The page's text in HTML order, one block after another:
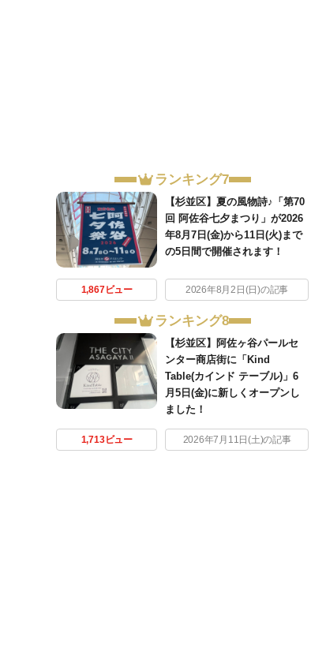
ランキング7
【杉並区】夏の風物詩♪「第70
回 阿佐谷七夕まつり」が2026
年8月7日(金)から11日(火)まで
の5日間で開催されます！
1,867ビュー 2026年8月2日(日)の記事
ランキング8
【杉並区】阿佐ヶ谷パールセ
ンター商店街に「Kind
Table(カインド テーブル)」6
月5日(金)に新しくオープンし
ました！
1,713ビュー 2026年7月11日(土)の記事